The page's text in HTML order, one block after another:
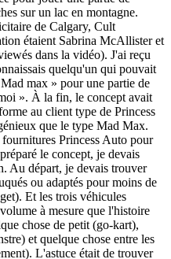
sur un lac en montagne.
de Calgary, Cult
étaient Sabrina McAllister et
dans la vidéo). J'ai reçu
quelqu'un qui pouvait
max » pour une partie de
». À la fin, le concept avait
au client type de Princess
que le type Mad Max.
Princess Auto pour
le concept, je devais
Au départ, je devais trouver
ou adaptés pour moins de
Et les trois véhicules
à mesure que l'histoire
chose de petit (go-kart),
et quelque chose entre les
L'astuce était de trouver